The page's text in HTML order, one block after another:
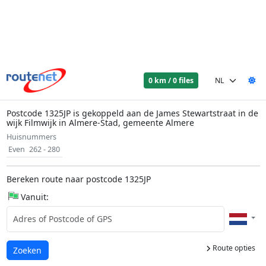
0 km / 0 files
Postcode 1325JP is gekoppeld aan de James Stewartstraat in de
wijk Filmwijk in Almere-Stad, gemeente Almere
Huisnummers
Even 262 - 280
Bereken route naar postcode 1325JP
Vanuit:
Route opties
Laden...
Zoeken